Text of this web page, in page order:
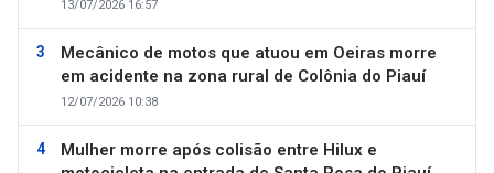
13/07/2026 16:57
Mecânico de motos que atuou em Oeiras morre
em acidente na zona rural de Colônia do Piauí
12/07/2026 10:38
Mulher morre após colisão entre Hilux e